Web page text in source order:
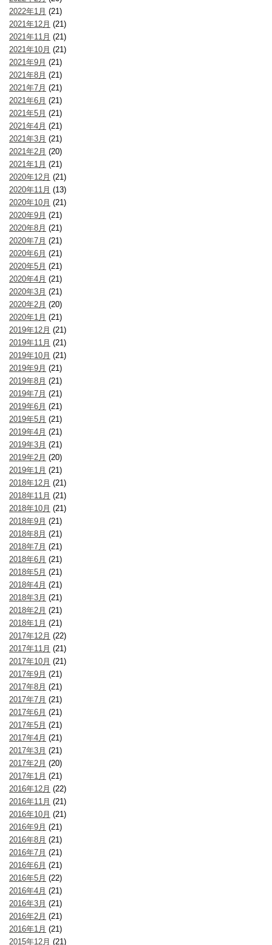
2022年1月 (21)
2021年12月 (21)
2021年11月 (21)
2021年10月 (21)
2021年9月 (21)
2021年8月 (21)
2021年7月 (21)
2021年6月 (21)
2021年5月 (21)
2021年4月 (21)
2021年3月 (21)
2021年2月 (20)
2021年1月 (21)
2020年12月 (21)
2020年11月 (13)
2020年10月 (21)
2020年9月 (21)
2020年8月 (21)
2020年7月 (21)
2020年6月 (21)
2020年5月 (21)
2020年4月 (21)
2020年3月 (21)
2020年2月 (20)
2020年1月 (21)
2019年12月 (21)
2019年11月 (21)
2019年10月 (21)
2019年9月 (21)
2019年8月 (21)
2019年7月 (21)
2019年6月 (21)
2019年5月 (21)
2019年4月 (21)
2019年3月 (21)
2019年2月 (20)
2019年1月 (21)
2018年12月 (21)
2018年11月 (21)
2018年10月 (21)
2018年9月 (21)
2018年8月 (21)
2018年7月 (21)
2018年6月 (21)
2018年5月 (21)
2018年4月 (21)
2018年3月 (21)
2018年2月 (21)
2018年1月 (21)
2017年12月 (22)
2017年11月 (21)
2017年10月 (21)
2017年9月 (21)
2017年8月 (21)
2017年7月 (21)
2017年6月 (21)
2017年5月 (21)
2017年4月 (21)
2017年3月 (21)
2017年2月 (20)
2017年1月 (21)
2016年12月 (22)
2016年11月 (21)
2016年10月 (21)
2016年9月 (21)
2016年8月 (21)
2016年7月 (21)
2016年6月 (21)
2016年5月 (22)
2016年4月 (21)
2016年3月 (21)
2016年2月 (21)
2016年1月 (21)
2015年12月 (21)